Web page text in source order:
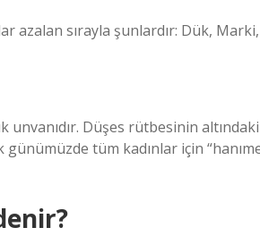
azalan sırayla şunlardır: Dük,
unvanıdır. Düşes rütbesinin
günümüzde tüm kadınlar için